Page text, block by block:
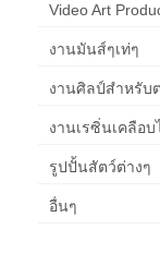
Video Art
งานมันส์ๆเท่ๆ
งานศิลป์สำหรับ
งานเรซิ่นเคลือบ
รูปปั้นสัตว์ต่างๆ
อื่นๆ